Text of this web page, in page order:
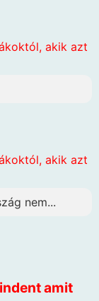
akik azt
akik azt
nem...